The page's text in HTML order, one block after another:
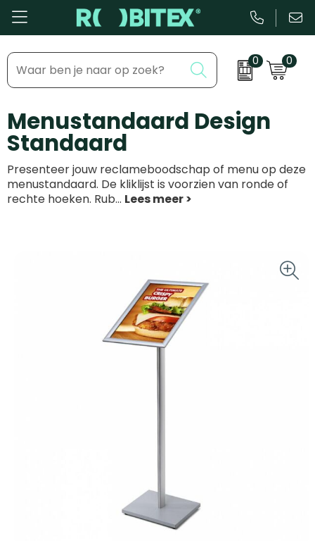
0 0
Bestsellers
Beurs & Event
Kantoor & Schrijfwaren
Eten & Drinkware
Kleding & accessoires
Inhaakmomenten
Feestdagen
Zakelijke evenementen
Dag van de ...
Menustandaard Design
Standaard
Presenteer jouw reclameboodschap of menu op deze
menustandaard. De kliklijst is voorzien van ronde of
rechte hoeken. Rub...